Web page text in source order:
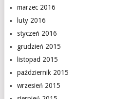
marzec 2016
luty 2016
styczeń 2016
grudzień 2015
listopad 2015
październik 2015
wrzesień 2015